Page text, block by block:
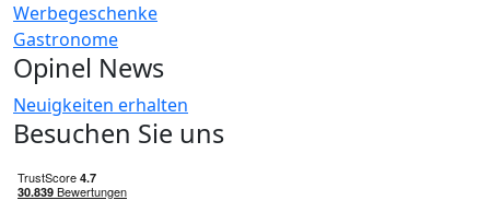
Werbegeschenke
Gastronome
Opinel News
Neuigkeiten erhalten
Besuchen Sie uns